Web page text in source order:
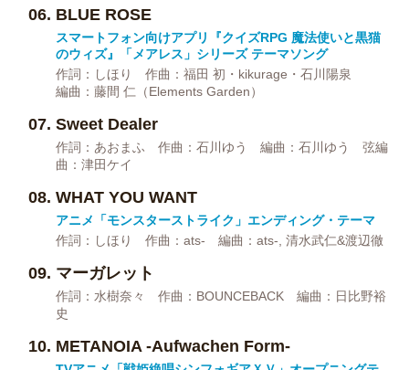
BLUE ROSE
スマートフォン向けアプリ『クイズRPG 魔法使いと黒猫
のウィズ』「メアレス」シリーズ テーマソング
作詞：しほり 作曲：福田 初・kikurage・石川陽泉
編曲：藤間 仁（Elements Garden）
Sweet Dealer
作詞：あおまふ 作曲：石川ゆう 編曲：石川ゆう 弦編
曲：津田ケイ
WHAT YOU WANT
アニメ「モンスターストライク」エンディング・テーマ
作詞：しほり 作曲：ats- 編曲：ats-, 清水武仁&渡辺徹
マーガレット
作詞：水樹奈々 作曲：BOUNCEBACK 編曲：日比野裕
史
METANOIA -Aufwachen Form-